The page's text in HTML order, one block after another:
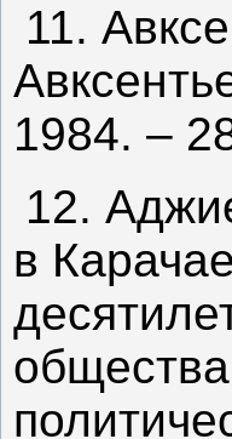
11.
1984. –
12.
в